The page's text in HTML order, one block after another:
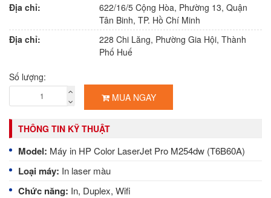
Địa chỉ:
622/16/5 Cộng Hòa, Phường 13, Quận
Tân Binh, TP. Hồ Chí Minh
Địa chỉ:
228 Chi Lăng, Phường Gia Hội, Thành
Phố Huế
Số lượng:
MUA NGAY
THÔNG TIN KỸ THUẬT
Model: Máy in HP Color LaserJet Pro M254dw (T6B60A)
Loại máy: In laser màu
Chức năng: In, Duplex, Wifi